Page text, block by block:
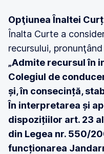
Opţiunea Înaltei
Înalta Curte a
recursului,
„Admite recursul în
Colegiul de
și, în consecință,
În interpretarea și
dispozițiilor art. 23
din Legea nr. 550/
funcționarea